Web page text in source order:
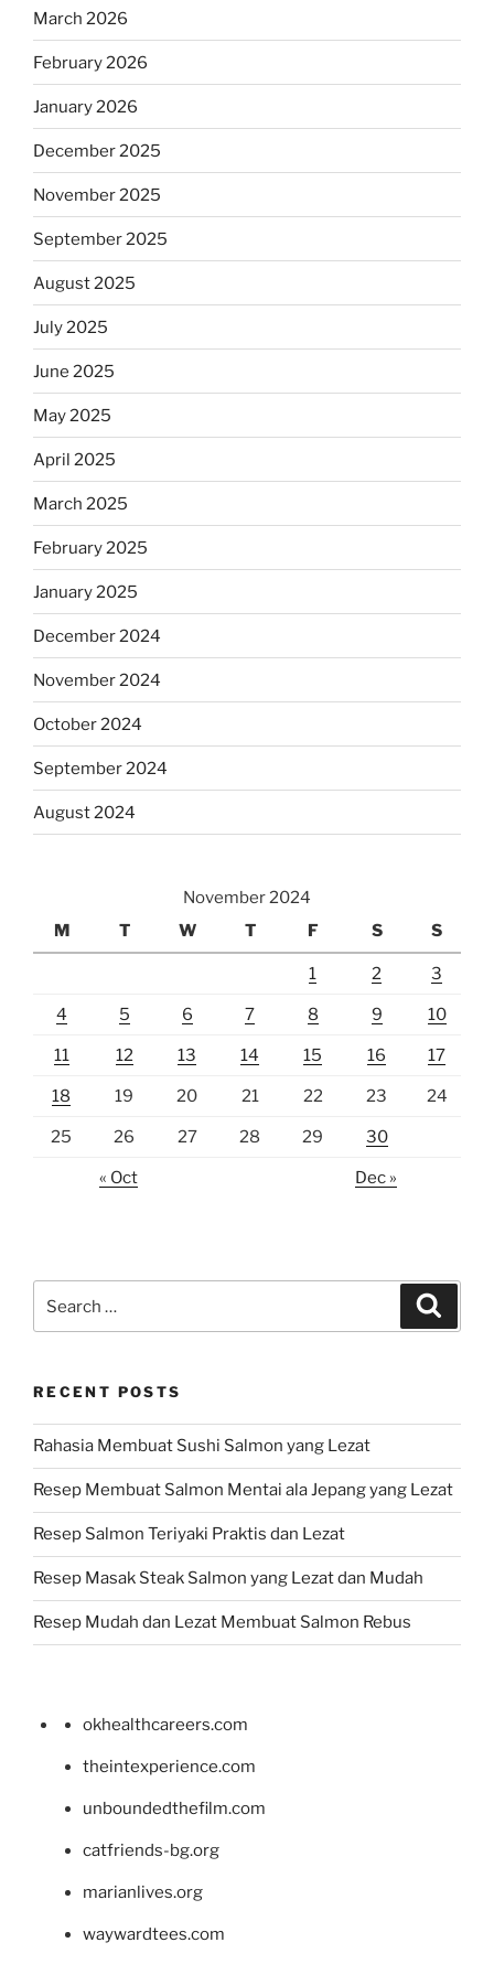
March 2026
February 2026
January 2026
December 2025
November 2025
September 2025
August 2025
July 2025
June 2025
May 2025
April 2025
March 2025
February 2025
January 2025
December 2024
November 2024
October 2024
September 2024
August 2024
November 2024
M
T W T F S S
1 2 3
4 5 6 7 8 9 10
11 12 13 14 15 16 17
18 19 20 21 22 23 24
25 26 27 28 29 30
« Oct Dec »
for:
RECENT POSTS
Rahasia Membuat Sushi Salmon yang Lezat
Resep Membuat Salmon Mentai ala Jepang yang Lezat
Resep Salmon Teriyaki Praktis dan Lezat
Resep Masak Steak Salmon yang Lezat dan Mudah
Resep Mudah dan Lezat Membuat Salmon Rebus
okhealthcareers.com
theintexperience.com
unboundedthefilm.com
catfriends-bg.org
marianlives.org
waywardtees.com